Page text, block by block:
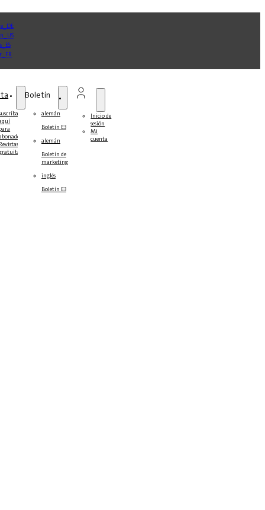
para
Revistas
Boletín
alemán
Boletín E3
alemán
Boletín de
marketing
inglés
Boletín E3
Inicio de
sesión
Mi
cuenta